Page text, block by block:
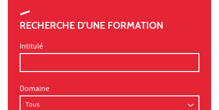
RECHERCHE D'UNE FORMATION
Intitulé
Domaine